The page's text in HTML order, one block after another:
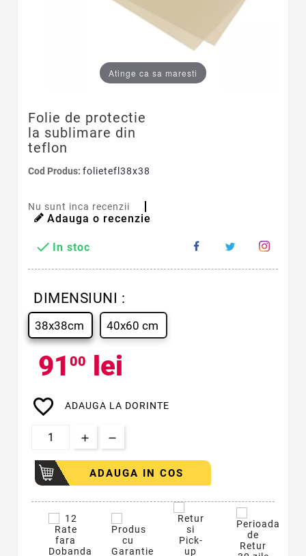
Atinge ca sa maresti
Folie de protectie
la sublimare din
teflon
Cod Produs: folietefl38x38
Nu sunt inca recenzii
Adauga o recenzie
 In stoc
DIMENSIUNI :
38x38cm 40x60 cm
91 00 lei
favorite_border ADAUGA LA DORINTE
ADAUGA IN COS